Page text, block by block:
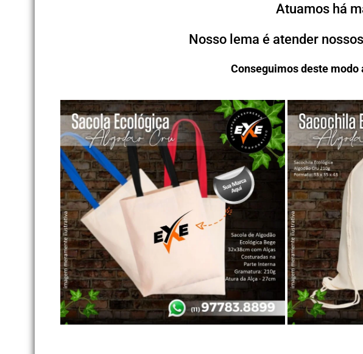
Atuamos há
Nosso lema é atender
Conseguimos deste